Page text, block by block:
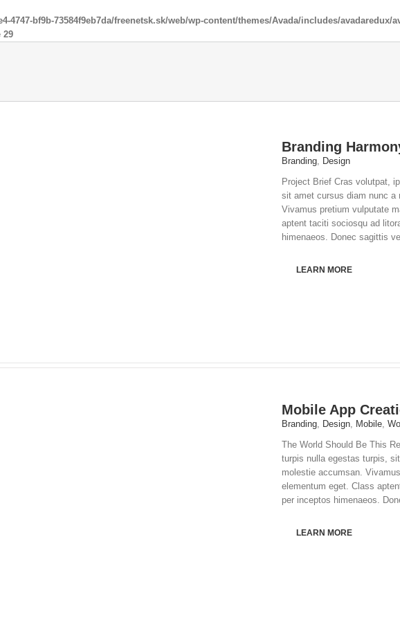
4747-bf9b-73584f9eb7da/freenetsk.sk/web/wp-content/themes/Avada/includes/avadaredux/
29
Branding
Branding, Design
Project Brief Cras volutpat,
sit amet cursus diam nunc a
Vivamus pretium vulputate
aptent taciti sociosqu ad
himenaeos. Donec sagittis
LEARN MORE
Mobile App
Branding, Design, Mobile,
The World Should Be This
turpis nulla egestas turpis,
molestie accumsan.
elementum eget. Class
per inceptos himenaeos.
LEARN MORE